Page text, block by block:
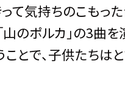
て気持ちのこもっ
山のポルカ」の3曲
とで、子供たちは